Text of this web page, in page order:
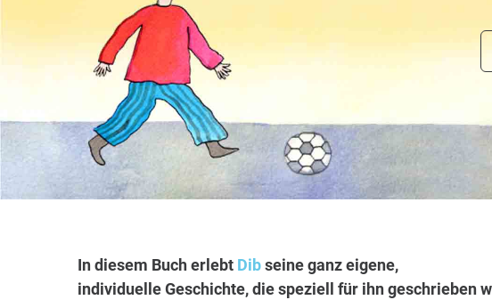
In diesem Buch erlebt Dibseine ganz eigene,
individuelle Geschichte, die speziell für ihn geschrieben